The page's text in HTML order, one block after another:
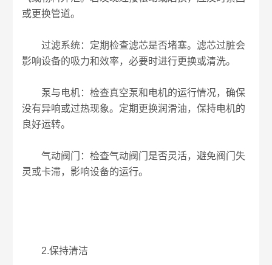
或更换管道。
过滤系统：定期检查滤芯是否堵塞。滤芯过脏会
影响设备的吸力和效率，必要时进行更换或清洗。
泵与电机：检查真空泵和电机的运行情况，确保
没有异响或过热现象。定期更换润滑油，保持电机的
良好运转。
气动阀门：检查气动阀门是否灵活，避免阀门失
灵或卡滞，影响设备的运行。
2.保持清洁